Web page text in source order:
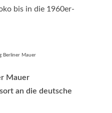
bis in die 1960er-
Berliner Mauer
Mauer
an die deutsche